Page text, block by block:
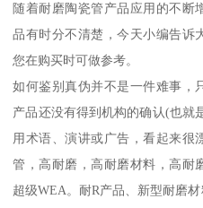
随着耐磨陶瓷管产品应用的不断
品有时分不清楚，今天小编告诉
您在购买时可做参考。
如何鉴别真伪并不是一件难事，
产品还没有得到机构的确认(也就
用术语、演讲或广告，看起来很
管，高耐磨，高耐磨材料，高耐
超级WEA。耐R产品、新型耐磨